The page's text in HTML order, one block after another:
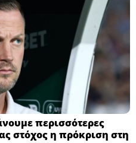
περισσότερες
στόχος η πρόκριση στη